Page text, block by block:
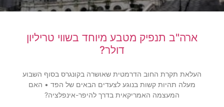
ארה"ב תנפיק מטבע מיוחד בשווי טריליון
דולר?
העלאת תקרת החוב הדרמטית שאושרה בקונגרס בסוף השבוע
מעלה תהיות קשות בנוגע לצעדים הבאים של הפד • האם
המעצמה האמריקאית בדרך להיפר-אינפלציה?